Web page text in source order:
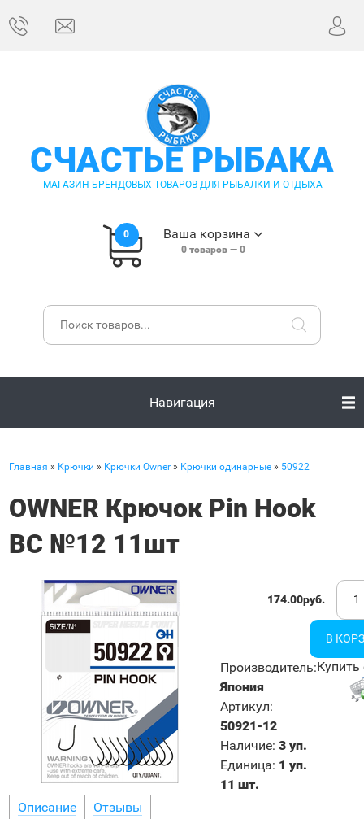
СЧАСТЬЕ РЫБАКА
МАГАЗИН БРЕНДОВЫХ ТОВАРОВ ДЛЯ РЫБАЛКИ И ОТДЫХА
0 Ваша корзина
0товаров — 0
Навигация
Главная » Крючки » Крючки Owner » Крючки одинарные » 50922
OWNER Крючок Pin Hook
BC №12 11шт
174.00руб.
Производитель:
Япония
Артикул:
50921-12
Наличие: 3 уп.
Единица: 1 уп.
11 шт.
Купить
Описание Отзывы